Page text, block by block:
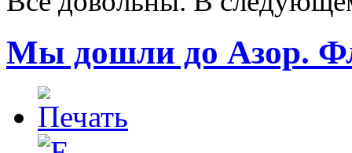
Мы дошли до Азор.